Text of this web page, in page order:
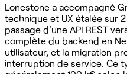
Lonestone a accompagné
technique et UX étalée sur
passage d'une API REST
complète du backend en
utilisateur, et la migration
interruption de service. Ce